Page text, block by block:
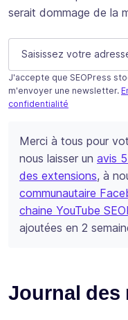
serait dommage de la
Instagram
Ce champ n’est utilisé
E-mail (Nécessaire)
J'accepte que SEOPress
m'envoyer une newsletter.
confidentialité
Merci à tous pour
nous laisser un avis
des extensions, à
communautaire
chaine YouTube
ajoutées en 2
Journal